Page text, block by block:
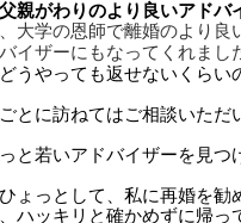
親がわりのより良いアドバ
大学の恩師で離婚のより
イザーにもなってくれまし
うやっても返せないくら
とに訪ねてはご相談いただ
っと若いアドバイザーを見
ょっとして、私に再婚を勧
ハッキリと確かめずに帰っ